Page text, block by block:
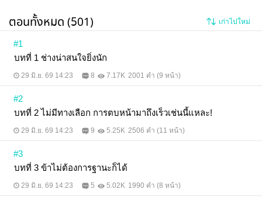
ตอนทั้งหมด (501) เก่าไปใหม่
#1
บทที่ 1 ช่างน่าสนใจยิ่งนัก
29 มิ.ย. 69 14:23 8 7.17K 2001 คำ (9 หน้า)
#2
บทที่ 2 ไม่มีทางเลือก การตบหน้ามาถึงเร็วเช่นนี้แหละ!
29 มิ.ย. 69 14:23 9 5.25K 2506 คำ (11 หน้า)
#3
บทที่ 3 ข้าไม่ต้องการฐานะก็ได้
29 มิ.ย. 69 14:23 5 5.02K 1990 คำ (8 หน้า)